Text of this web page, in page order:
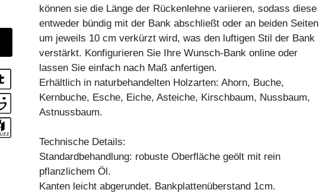
können sie die Länge der Rückenlehne variieren, sodass diese
entweder bündig mit der Bank abschließt oder an beiden Seiten
um jeweils 10 cm verkürzt wird, was den luftigen Stil der Bank
verstärkt. Konfigurieren Sie Ihre Wunsch-Bank online oder
lassen Sie einfach nach Maß anfertigen.
Erhältlich in naturbehandelten Holzarten: Ahorn, Buche,
Kernbuche, Esche, Eiche, Asteiche, Kirschbaum, Nussbaum,
Astnussbaum.
Technische Details:
Standardbehandlung: robuste Oberfläche geölt mit rein
pflanzlichem Öl.
Kanten leicht abgerundet. Bankplattenüberstand 1cm.